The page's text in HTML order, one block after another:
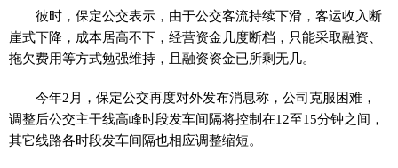
彼时，保定公交表示，由于公交客流持续下滑，客运收入断
崖式下降，成本居高不下，经营资金几度断档，只能采取融资、
拖欠费用等方式勉强维持，且融资资金已所剩无几。
今年2月，保定公交再度对外发布消息称，公司克服困难，
调整后公交主干线高峰时段发车间隔将控制在12至15分钟之间，
其它线路各时段发车间隔也相应调整缩短。